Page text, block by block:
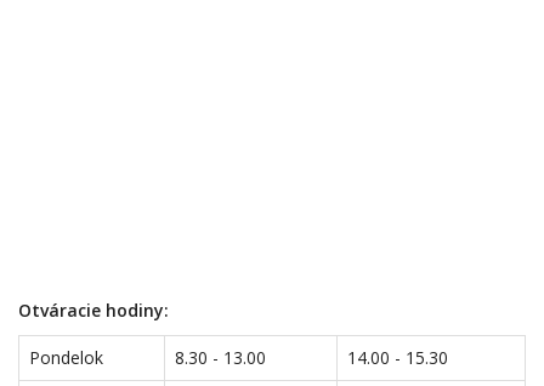
Otváracie hodiny:
Pondelok 8.30 - 13.00
14.00 - 15.30